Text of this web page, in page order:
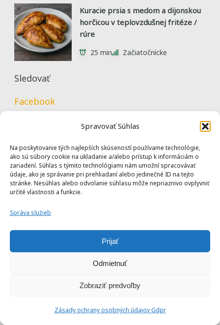
Spravovať Súhlas
Na poskytovanie tých najlepších skúseností používame technológie,
ako sú súbory cookie na ukladanie a/alebo prístup k informáciám o
zariadení. Súhlas s týmito technológiami nám umožní spracovávať
údaje, ako je správanie pri prehliadaní alebo jedinečné ID na tejto
stránke. Nesúhlas alebo odvolanie súhlasu môže nepriaznivo ovplyvniť
určité vlastnosti a funkcie.
Správa služieb
Prijať
Odmietnuť
Zobraziť predvoľby
Zásady ochrany osobných údajov Gdpr
Kuracie prsia s medom a dijonskou
horčicou v teplovzdušnej fritéze /
rúre
25 min Začiatočnícke
Sledovať
Facebook
Tiktok